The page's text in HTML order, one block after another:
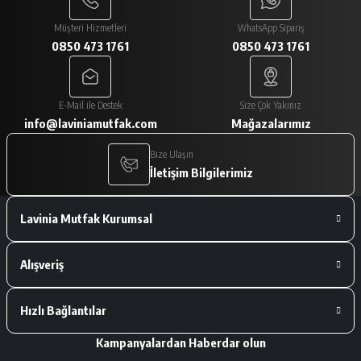
Paketlemesi ve ürünlerin istediğim gibi
gelmesi çok iyiydi
A... V... | 29/01/2026
Paketleme çok iyiydi. Ürünler tam
istediğimiz gibiydi.
A... V... | 29/01/2026
Deneyimini Paylaş
Müşteri Hizmetleri
0850 473 1761
WhatsApp Sipariş
0850 473 1761
E-Mail ile Destek
info@laviniamutfak.com
Size Çok Yakınız
Mağazalarımız
Bize Ulaşın
İletişim Bilgilerimiz
Lavinia Mutfak Kurumsal
Alışveriş
Hızlı Bağlantılar
Kampanyalardan Haberdar olun